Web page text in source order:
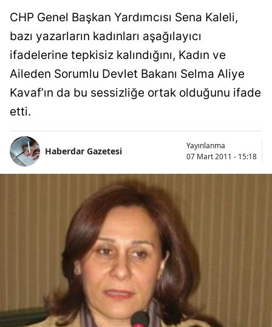
CHP Genel Başkan Yardımcısı Sena Kaleli,
bazı yazarların kadınları aşağılayıcı
ifadelerine tepkisiz kalındığını, Kadın ve
Aileden Sorumlu Devlet Bakanı Selma Aliye
Kavaf’ın da bu sessizliğe ortak olduğunu ifade
etti.
Haberdar Gazetesi
Yayınlanma
07 Mart 2011 - 15:18